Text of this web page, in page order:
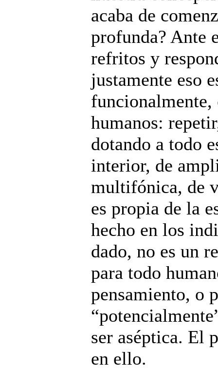
acaba de
profunda? Ante
refritos y
justamente eso
funcionalmente,
humanos:
dotando a todo
interior, de
multifónica, de
es propia de la
hecho en los
dado, no es un
para todo
pensamiento, o
ser aséptica. El
en ello.